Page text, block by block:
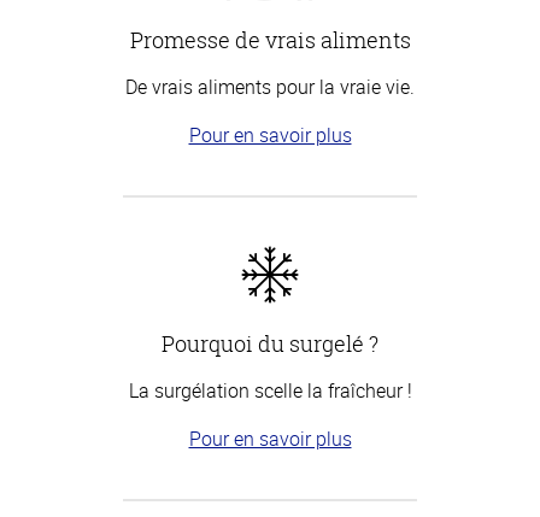
Promesse de vrais aliments
De vrais aliments pour la vraie vie.
Pour en savoir plus
Pourquoi du surgelé ?
La surgélation scelle la fraîcheur !
Pour en savoir plus